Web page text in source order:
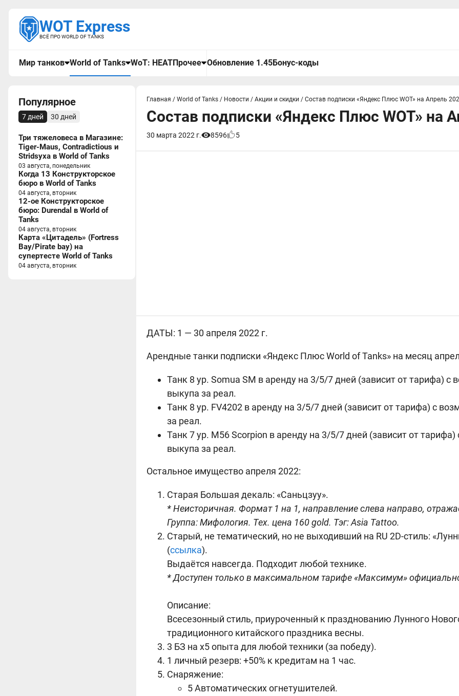
WOT Express
ВСЁ ПРО WORLD OF TANKS
Мир танков World of Tanks WoT: HEATПрочее Обновление 1.45Бонус-коды
Популярное
7 дней 30 дней
Три тяжеловеса в Магазине:
Tiger-Maus, Contradictious и
Stridsyxa в World of Tanks
03 августа, понедельник
Когда 13 Конструкторское
бюро в World of Tanks
04 августа, вторник
12-ое Конструкторское
бюро: Durendal в World of
Tanks
04 августа, вторник
Карта «Цитадель» (Fortress
Bay/Pirate bay) на
супертесте World of Tanks
04 августа, вторник
Главная / World of Tanks / Новости / Акции и скидки / Состав подписки «Яндекс Плюс WOT» на Апрель
Состав подписки «Яндекс Плюс WOT» на
30 марта 2022 г. 8596 5
ДАТЫ: 1 — 30 апреля 2022 г.
Арендные танки подписки «Яндекс Плюс World of Tanks» на месяц
Танк 8 ур. Somua SM в аренду на 3/5/7 дней (зависит от тарифа) с
выкупа за реал.
Танк 8 ур. FV4202 в аренду на 3/5/7 дней (зависит от тарифа) с
за реал.
Танк 7 ур. M56 Scorpion в аренду на 3/5/7 дней (зависит от
выкупа за реал.
Остальное имущество апреля 2022:
Старая Большая декаль: «Саньцзуу».
* Неисторичная. Формат 1 на 1, направление слева направо,
Группа: Мифология. Тех. цена 160 gold. Тэг: Asia Tattoo.
Старый, не тематический, но не выходивший на RU 2D-стиль:
(ссылка).
Выдаётся навсегда. Подходит любой технике.
* Доступен только в максимальном тарифе «Максимум»
Описание:
Всесезонный стиль, приуроченный к празднованию Лунного
традиционного китайского праздника весны.
3 БЗ на х5 опыта для любой техники (за победу).
1 личный резерв: +50% к кредитам на 1 час.
Снаряжение:
5 Автоматических огнетушителей.